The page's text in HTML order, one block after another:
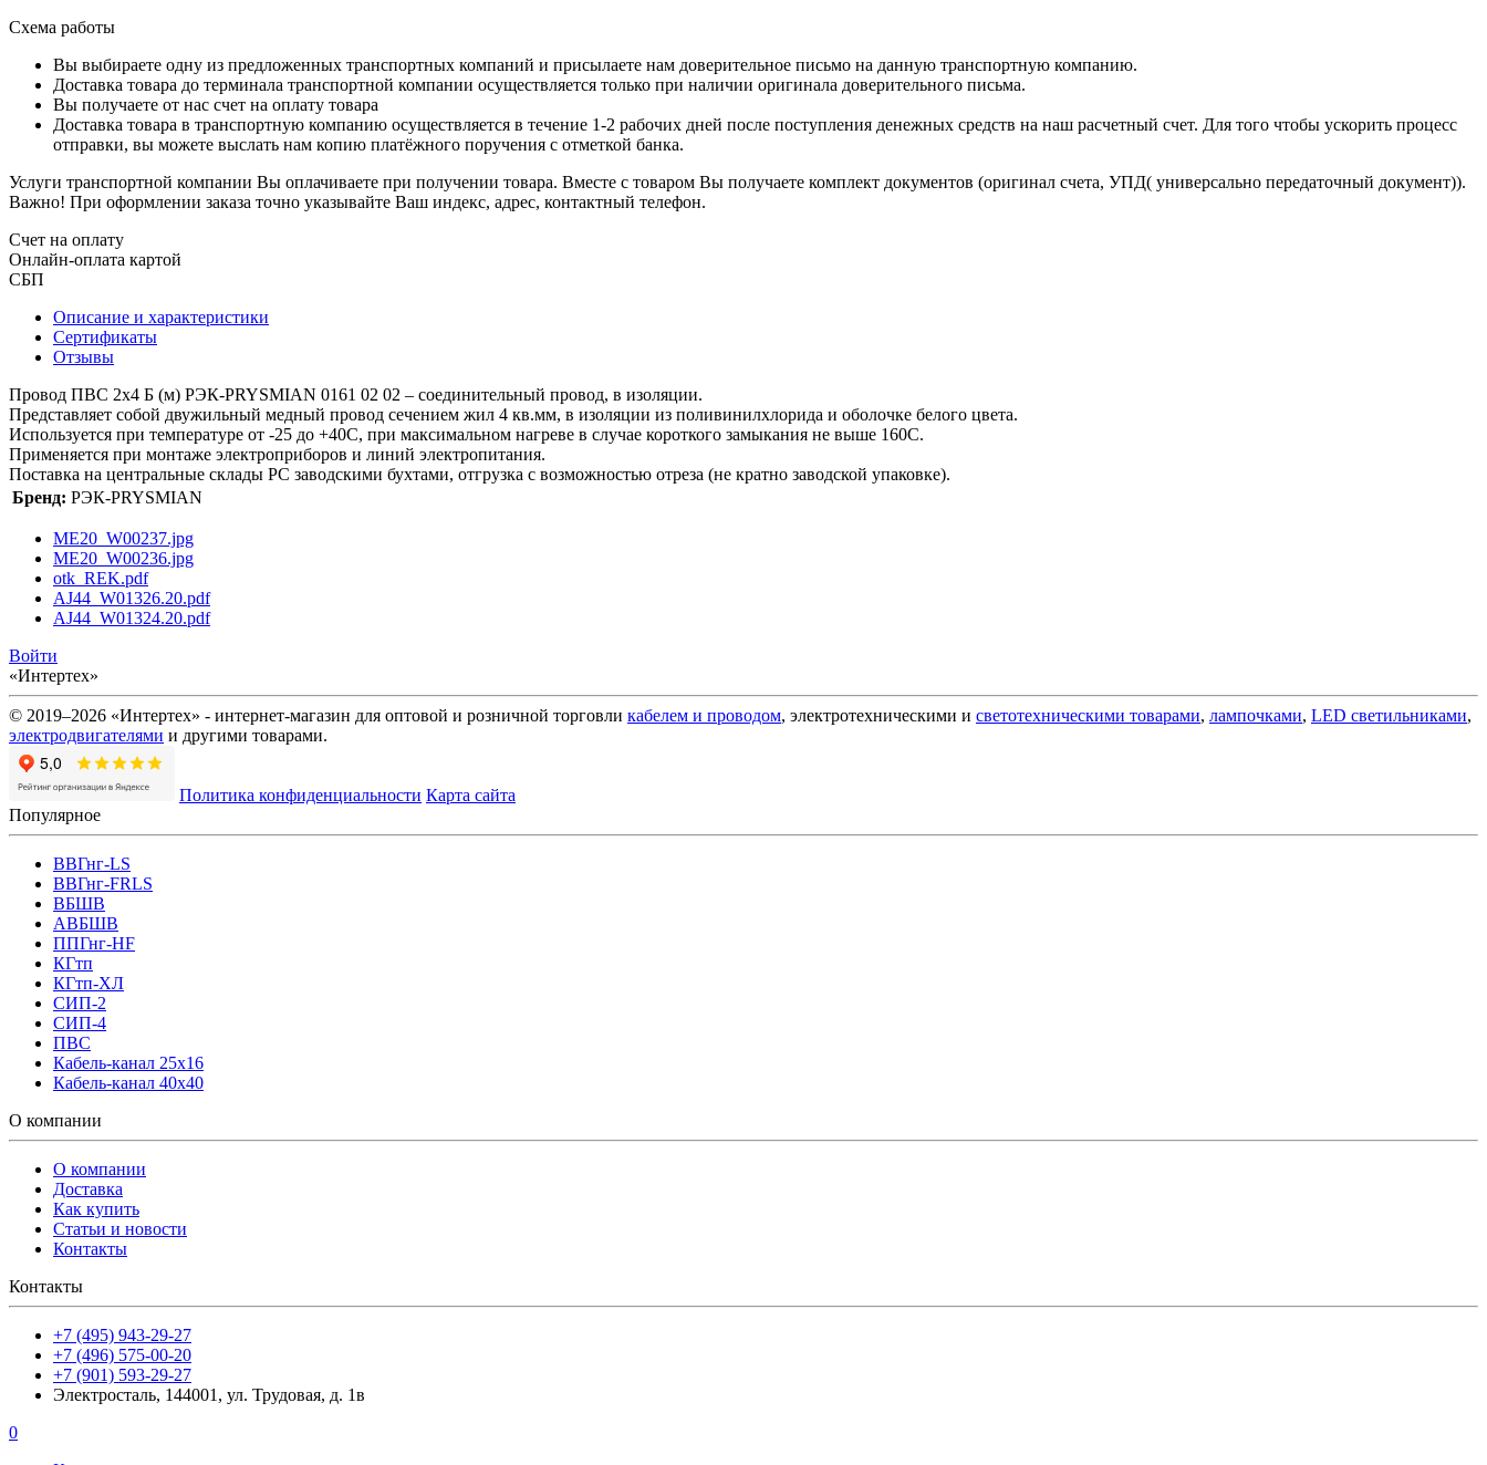
Схема работы
Вы выбираете одну из предложенных транспортных компаний и присылаете нам доверительное письмо на данную транспортную компанию.
Доставка товара до терминала транспортной компании осуществляется только при наличии оригинала доверительного письма.
Вы получаете от нас счет на оплату товара
Доставка товара в транспортную компанию осуществляется в течение 1-2 рабочих дней после поступления денежных средств на наш расчетный счет. Для того чтобы ускорить процесс
отправки, вы можете выслать нам копию платёжного поручения с отметкой банка.
Услуги транспортной компании Вы оплачиваете при получении товара. Вместе с товаром Вы получаете комплект документов (оригинал счета, УПД( универсально передаточный документ)).
Важно! При оформлении заказа точно указывайте Ваш индекс, адрес, контактный телефон.
Счет на оплату
Онлайн-оплата картой
СБП
Описание и характеристики
Сертификаты
Отзывы
Провод ПВС 2х4 Б (м) РЭК-PRYSMIAN 0161 02 02 – соединительный провод, в изоляции.
Представляет собой двужильный медный провод сечением жил 4 кв.мм, в изоляции из поливинилхлорида и оболочке белого цвета.
Используется при температуре от -25 до +40С, при максимальном нагреве в случае короткого замыкания не выше 160С.
Применяется при монтаже электроприборов и линий электропитания.
Поставка на центральные склады РС заводскими бухтами, отгрузка с возможностью отреза (не кратно заводской упаковке).
Бренд: РЭК-PRYSMIAN
ME20_W00237.jpg
ME20_W00236.jpg
otk_REK.pdf
AJ44_W01326.20.pdf
AJ44_W01324.20.pdf
Войти
«Интертех»
© 2019–2026 «Интертех» - интернет-магазин для оптовой и розничной торговли кабелем и проводом, электротехническими и светотехническими товарами, лампочками, LED светильниками,
электродвигателями и другими товарами.
Политика конфиденциальности Карта сайта
Популярное
ВВГнг-LS
ВВГнг-FRLS
ВБШВ
АВБШВ
ППГнг-HF
КГтп
КГтп-ХЛ
СИП-2
СИП-4
ПВС
Кабель-канал 25х16
Кабель-канал 40х40
О компании
О компании
Доставка
Как купить
Статьи и новости
Контакты
Контакты
+7 (495) 943-29-27
+7 (496) 575-00-20
+7 (901) 593-29-27
Электросталь, 144001, ул. Трудовая, д. 1в
0